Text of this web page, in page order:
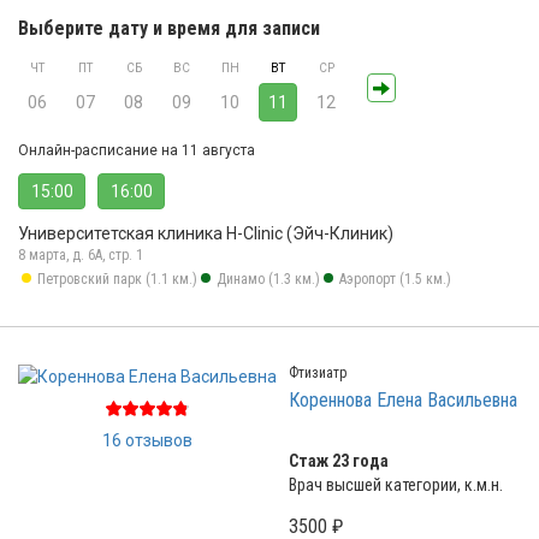
Выберите дату и время для записи
ЧТ
06
ПТ
07
СБ
08
ВС
09
ПН
10
ВТ
11
СР
12
Онлайн-расписание на 11 августа
15:00 16:00
Университетская клиника H-Clinic (Эйч-Клиник)
8 марта, д. 6А, стр. 1
Петровский парк (1.1 км.)
Динамо (1.3 км.) Аэропорт (1.5 км.)
16 отзывов
Фтизиатр
Кореннова Елена Васильевна
Стаж 23 года
Врач высшей категории, к.м.н.
3500 ₽